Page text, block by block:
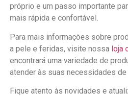
próprio e um passo importante
mais rápida e confortável.
Para mais informações sobre
a pele e feridas, visite nossa loja
encontrará uma variedade de
atender às suas necessidades de
Fique atento às novidades e